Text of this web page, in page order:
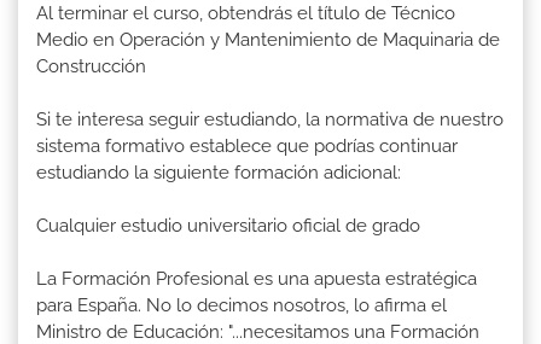
Al terminar el curso, obtendrás el título de Técnico
Medio en Operación y Mantenimiento de Maquinaria de
Construcción
Si te interesa seguir estudiando, la normativa de nuestro
sistema formativo establece que podrías continuar
estudiando la siguiente formación adicional:
Cualquier estudio universitario oficial de grado
La Formación Profesional es una apuesta estratégica
para España. No lo decimos nosotros, lo afirma el
Ministro de Educación: "...necesitamos una Formación